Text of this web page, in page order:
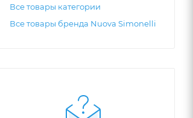
Все товары категории
Все товары бренда Nuova Simonelli